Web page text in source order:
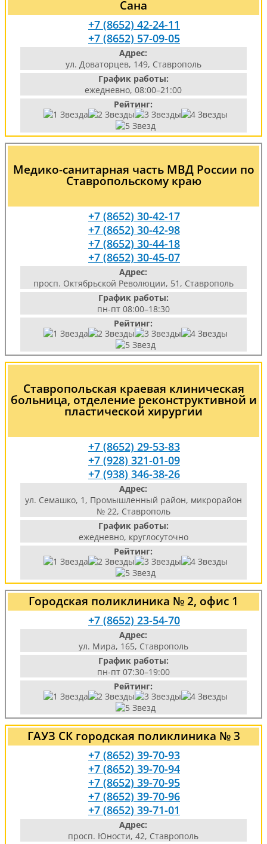
Сана
+7 (8652) 42-24-11
+7 (8652) 57-09-05
Адрес:
ул. Доваторцев, 149, Ставрополь
График работы:
ежедневно, 08:00–21:00
Рейтинг:
Медико-санитарная часть МВД России по
Ставропольскому краю
+7 (8652) 30-42-17
+7 (8652) 30-42-98
+7 (8652) 30-44-18
+7 (8652) 30-45-07
Адрес:
просп. Октябрьской Революции, 51, Ставрополь
График работы:
пн-пт 08:00–18:30
Рейтинг:
Ставропольская краевая клиническая
больница, отделение реконструктивной и
пластической хирургии
+7 (8652) 29-53-83
+7 (928) 321-01-09
+7 (938) 346-38-26
Адрес:
ул. Семашко, 1, Промышленный район, микрорайон
№ 22, Ставрополь
График работы:
ежедневно, круглосуточно
Рейтинг:
Городская поликлиника № 2, офис 1
+7 (8652) 23-54-70
Адрес:
ул. Мира, 165, Ставрополь
График работы:
пн-пт 07:30–19:00
Рейтинг:
ГАУЗ СК городская поликлиника № 3
+7 (8652) 39-70-93
+7 (8652) 39-70-94
+7 (8652) 39-70-95
+7 (8652) 39-70-96
+7 (8652) 39-71-01
Адрес:
просп. Юности, 42, Ставрополь